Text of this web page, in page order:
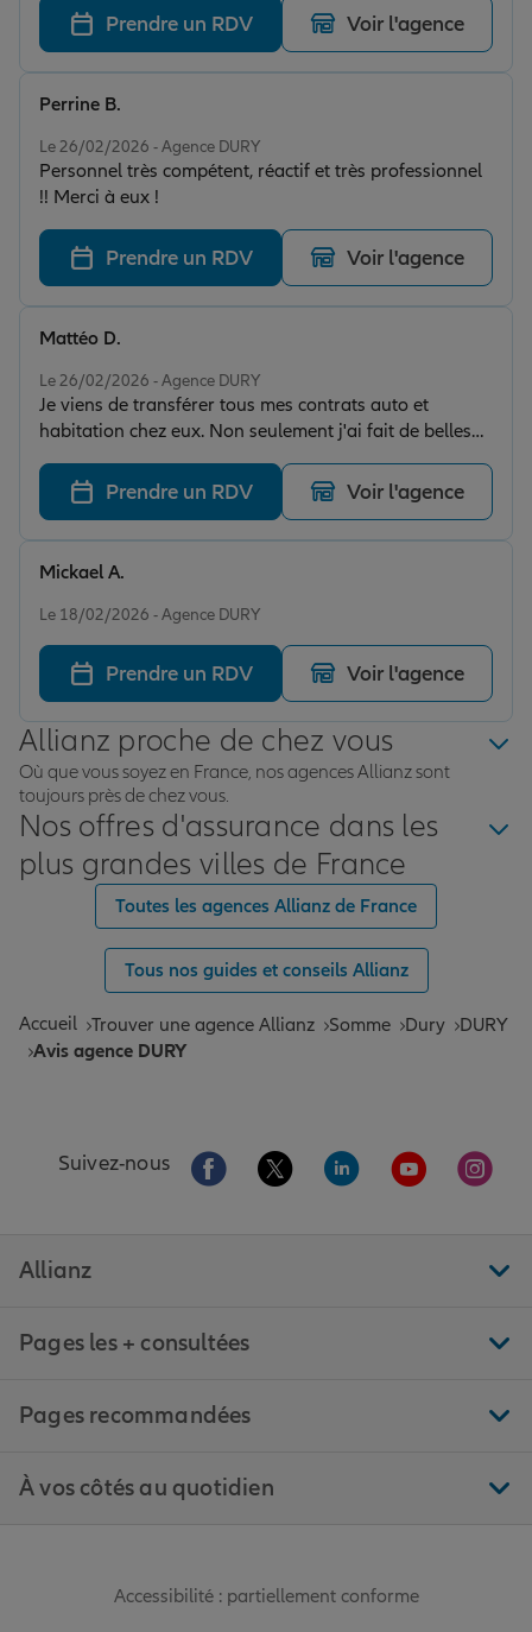
Prendre un RDV Voir l'agence
Le 26/02/2026 - Agence DURY
Personnel très compétent, réactif et très professionnel
!! Merci à eux !
Perrine B.
Prendre un RDV Voir l'agence
Le 26/02/2026 - Agence DURY
Je viens de transférer tous mes contrats auto et
habitation chez eux. Non seulement j'ai fait de belles
économies par rapport à mon ancienne assurance,
mais ils se sont occupés de toutes les démarches de
résiliation ! L'accueil a été chaleureux et les
explications très claires. Je ne regrette pas mon choix.
Mattéo D.
Prendre un RDV Voir l'agence
Le 18/02/2026 - Agence DURY
Mickael A.
Prendre un RDV Voir l'agence
Allianz proche de chez vous
Où que vous soyez en France, nos agences Allianz sont
toujours près de chez vous.
Nos offres d'assurance dans les
plus grandes villes de France
Toutes les agences Allianz de France
Tous nos guides et conseils Allianz
Accueil Trouver une agence Allianz Somme Dury
DURY
Avis agence DURY
Suivez-nous Aller sur la page Facebook de Allianz
Aller sur la page Twitter de
Aller sur la page
Aller sur la
Aller
Allianz
Pages les + consultées
Pages recommandées
À vos côtés au quotidien
Accessibilité : partiellement conforme